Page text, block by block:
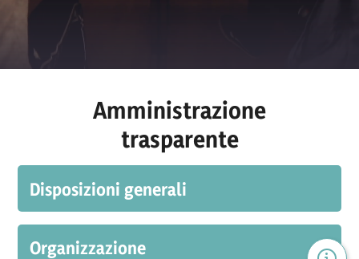
Amministrazione
trasparente
Disposizioni generali
Organizzazione